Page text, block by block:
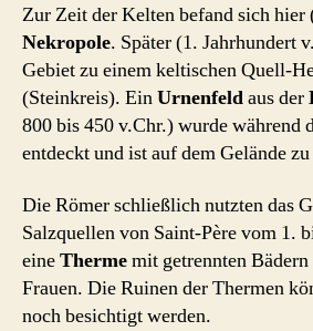
Zur Zeit der Kelten befand sich hier
Nekropole. Später (1. Jahrhundert
Gebiet zu einem keltischen Quell-
(Steinkreis). EinUrnenfeldaus der
800 bis 450 v.Chr.) wurde während
entdeckt und ist auf dem Gelände zu
Die Römer schließlich nutzten das
Salzquellen von Saint-Père vom 1.
eineThermemit getrennten
Frauen. Die Ruinen der Thermen
noch besichtigt werden.